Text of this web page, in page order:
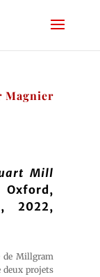
Magnier
Mill
Oxford,
2022,
de Millgram
deux projets